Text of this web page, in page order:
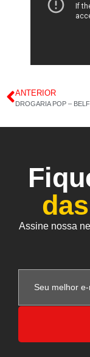
ANTERIOR
Assine nossa